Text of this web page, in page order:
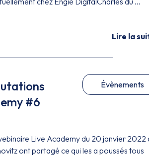
Lire la
#6
Évènements
Live Academy du 20 janvier 2022
ont partagé ce qui les a poussés tous